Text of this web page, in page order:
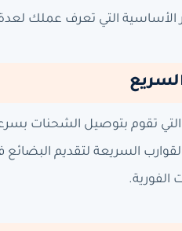
التي تعرف عملك
تقوم بتوصيل الشحنات
السريعة لتقديم
الفورية.